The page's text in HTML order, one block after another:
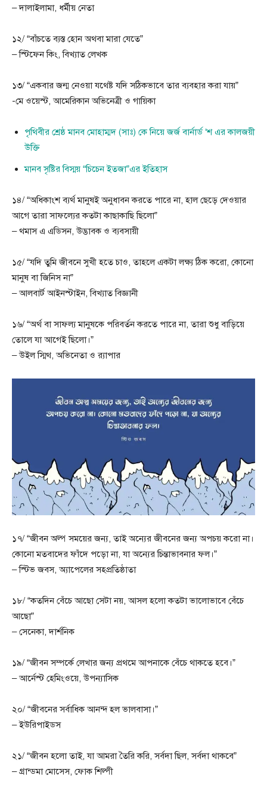
– দালাইলামা, ধর্মীয় নেতা
১২/ “বাঁচতে ব্যস্ত হোন অথবা মারা যেতে”
– স্টিফেন কিং, বিখ্যাত লেখক
১৩/ “একবার জন্ম নেওয়া যথেষ্ট যদি সঠিকভাবে তার ব্যবহার করা যায়”
-মে ওয়েস্ট, আমেরিকান অভিনেত্রী ও গায়িকা
পৃথিবীর শ্রেষ্ঠ মানব মোহাম্মদ (সাঃ) কে নিয়ে জর্জ বার্নার্ড ‘শ এর কালজয়ী
উক্তি
মানব সৃষ্টির বিস্ময় “চিচেন ইতজা”এর ইতিহাস
১৪/ “অধিকাংশ ব্যর্থ মানুষই অনুধাবন করতে পারে না, হাল ছেড়ে দেওয়ার
আগে তারা সাফল্যের কতটা কাছাকাছি ছিলো”
– থমাস এ এডিসন, উদ্ভাবক ও ব্যবসায়ী
১৫/ “যদি তুমি জীবনে সুখী হতে চাও, তাহলে একটা লক্ষ্য ঠিক করো, কোনো
মানুষ বা জিনিস না”
– আলবার্ট আইনস্টাইন, বিখ্যাত বিজ্ঞানী
১৬/ “অর্থ বা সাফল্য মানুষকে পরিবর্তন করতে পারে না, তারা শুধু বাড়িয়ে
তোলে যা আগেই ছিলো।”
– উইল স্মিথ, অভিনেতা ও র‌্যাপার
১৭/ “জীবন অল্প সময়ের জন্য, তাই অন্যের জীবনের জন্য অপচয় করো না।
কোনো মতবাদের ফাঁদে পড়ো না, যা অন্যের চিন্তাভাবনার ফল।”
– স্টিভ জবস, অ্যাপেলের সহপ্রতিষ্ঠাতা
১৮/ “কতদিন বেঁচে আছো সেটা নয়, আসল হলো কতটা ভালোভাবে বেঁচে
আছো”
– সেনেকা, দার্শনিক
১৯/ “জীবন সম্পর্কে লেখার জন্য প্রথমে আপনাকে বেঁচে থাকতে হবে।”
– আর্নেস্ট হেমিংওয়ে, উপন্যাসিক
২০/ “জীবনের সর্বাধিক আনন্দ হল ভালবাসা।”
– ইউরিপাইডস
২১/ “জীবন হলো তাই, যা আমরা তৈরি করি, সর্বদা ছিল, সর্বদা থাকবে”
– গ্রান্ডমা মোসেস, ফোক শিল্পী